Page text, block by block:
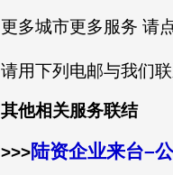
更多城市更多服务 请
请用下列电邮与我们
其他相关服务联结
>>>陆资企业来台–